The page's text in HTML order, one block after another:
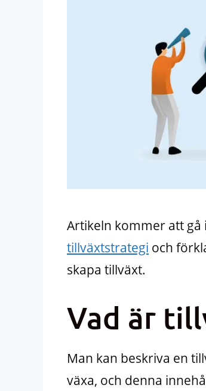
Artikeln kommer att gå
tillväxtstrategi och
skapa tillväxt.
Vad är
Man kan beskriva en
växa, och denna